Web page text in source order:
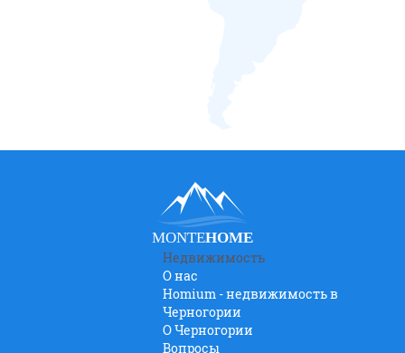
MONTEHOME
Недвижимость
О нас
Homium - недвижимость в
Черногории
O Черногории
Вопросы